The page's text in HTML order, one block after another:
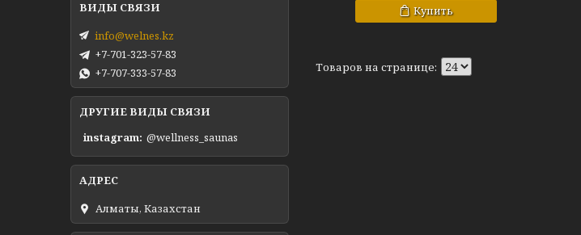
Купить
info@welnes.kz
+7-701-323-57-83
+7-707-333-57-83
ДРУГИЕ ВИДЫ СВЯЗИ
instagram @wellness_saunas
Алматы, Казахстан